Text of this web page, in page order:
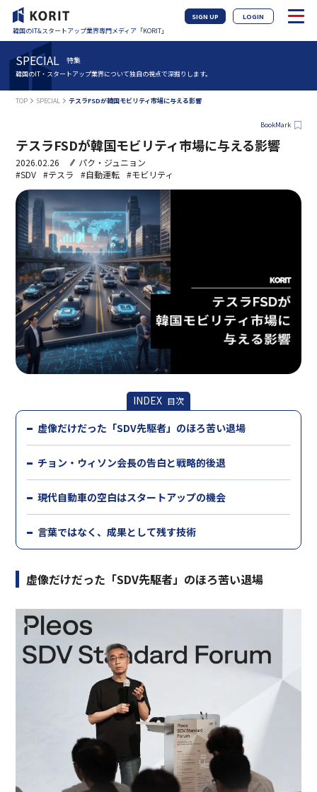
韓国のIT&スタートアップ業界専門メディア「KORIT」
SIGN UP LOGIN
SPECIAL 特集
韓国のIT・スタートアップ業界について独自の視点で深掘りします。
TOP SPECIAL テスラFSDが韓国モビリティ市場に与える影響
BookMark
テスラFSDが韓国モビリティ市場に与える影響
2026.02.26
パク・ジュニョン
#SDV
#テスラ #自動運転 #モビリティ
INDEX 目次
虚像だけだった「SDV先駆者」のほろ苦い退場
チョン・ウィソン会長の告白と戦略的後退
現代自動車の空白はスタートアップの機会
言葉ではなく、成果として残す技術
虚像だけだった「SDV先駆者」のほろ苦い退場